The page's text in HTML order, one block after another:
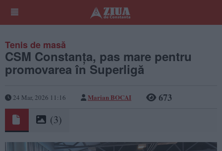
Tenis de masă
CSM Constanța, pas mare pentru
promovarea în Superligă
24 Mar, 2026 11:16 Marian BOCAI 673
(3)